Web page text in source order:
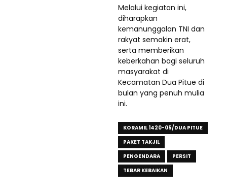
Melalui kegiatan ini,
diharapkan
kemanunggalan TNI dan
rakyat semakin erat,
serta memberikan
keberkahan bagi seluruh
masyarakat di
Kecamatan Dua Pitue di
bulan yang penuh mulia
ini.
KORAMIL 1420-05/DUA PITUE
PAKET TAKJIL
PENGENDARA
PERSIT
TEBAR KEBAIKAN